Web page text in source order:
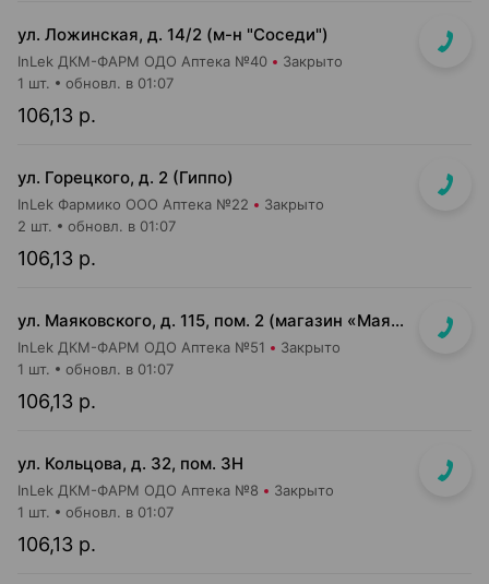
ул. Ложинская, д. 14/2 (м-н "Соседи")
InLek ДКМ-ФАРМ ОДО Аптека №40 Закрыто
106,13 р.
1 шт. обновл. в 01:07
ул. Горецкого, д. 2 (Гиппо)
InLek Фармико ООО Аптека №22 Закрыто
106,13 р.
2 шт. обновл. в 01:07
ул. Маяковского, д. 115, пом. 2 (магазин «Маяк»)
InLek ДКМ-ФАРМ ОДО Аптека №51 Закрыто
106,13 р.
1 шт. обновл. в 01:07
ул. Кольцова, д. 32, пом. 3Н
InLek ДКМ-ФАРМ ОДО Аптека №8 Закрыто
106,13 р.
1 шт. обновл. в 01:07